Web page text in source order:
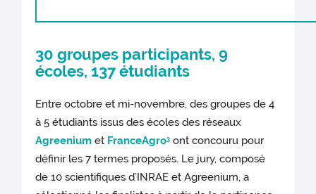
30 groupes participants, 9
écoles, 137 étudiants
Entre octobre et mi-novembre, des groupes de 4
à 5 étudiants issus des écoles des réseaux
Agreenium et FranceAgro3 ont concouru pour
définir les 7 termes proposés. Le jury, composé
de 10 scientifiques d’INRAE et Agreenium, a